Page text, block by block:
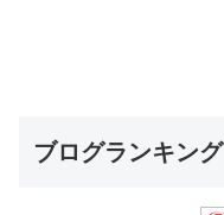
ブログランキング